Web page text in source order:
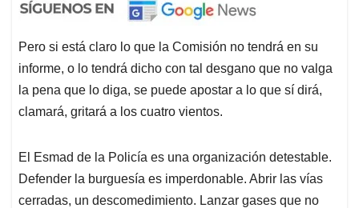
Pero si está claro lo que la Comisión no tendrá en su
informe, o lo tendrá dicho con tal desgano que no valga
la pena que lo diga, se puede apostar a lo que sí dirá,
clamará, gritará a los cuatro vientos.
El Esmad de la Policía es una organización detestable.
Defender la burguesía es imperdonable. Abrir las vías
cerradas, un descomedimiento. Lanzar gases que no